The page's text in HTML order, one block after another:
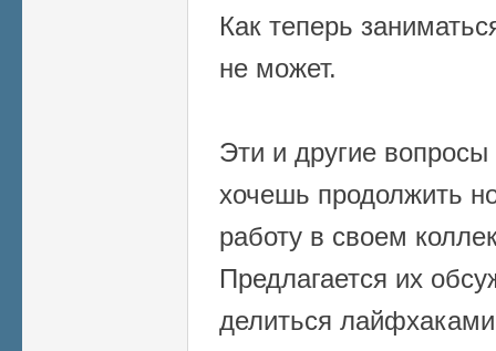
Как теперь
не может.
Эти и другие
хочешь продолжить
работу в своем
Предлагается их
делиться